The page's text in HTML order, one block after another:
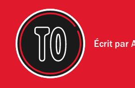
Écrit par